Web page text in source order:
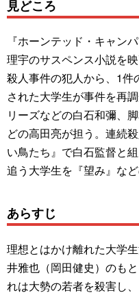
見どころ
『ホーンテッド・キャン
理宇のサスペンス小説を
殺人事件の犯人から、1
された大学生が事件を再
リーズなどの白石和彌、
どの高田亮が担う。連続
い鳥たち』で白石監督と
追う大学生を『望み』な
あらすじ
理想とはかけ離れた大学
井雅也（岡田健史）のも
れは大勢の若者を殺害し